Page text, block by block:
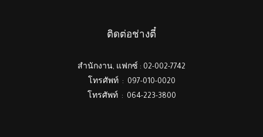
ติดต่อช่างตี๋
สำนักงาน, แฟกซ์ : 02-002-7742
โทรศัพท์ : 097-010-0020
โทรศัพท์ : 064-223-3800